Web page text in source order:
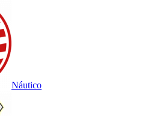
Náutico